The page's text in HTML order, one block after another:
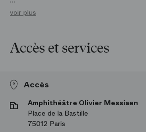
Avec le soutien de Cités Danse Connexions
voir plus
Accès et services
Accès
Amphithéâtre Olivier Messiaen
Place de la Bastille
75012 Paris